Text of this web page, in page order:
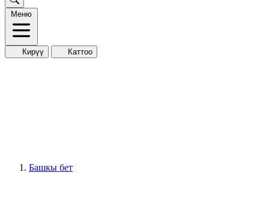
Меню
Кирүү Каттоо
Башкы бет